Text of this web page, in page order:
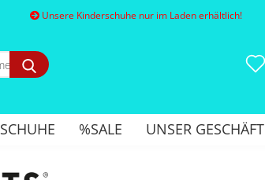
Unsere Kinderschuhe nur im Laden erhältlich!
Suche
nach
und
mehr...
SCHUHE %SALE UNSER GESCHÄFT